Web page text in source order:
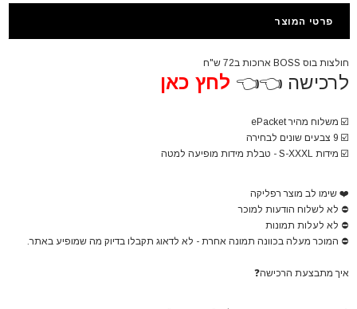
פרטי המוצר
חולצות בוס BOSS ארוכות ב72 ש"ח
לרכישה 👈👈 לחץ כאן
☑️ משלוח מהיר ePacket
☑️
☑️ מידות S-XXXL - טבלת מידות מופיעה למטה
❤️ שימו לב מוצר רפליקה
⛔ לא לשלוח הודעות למוכר
⛔ לא לעלות תמונות
⛔ המוכר מעלה בכוונה תמונה אחרת - לא לדאוג תקבלו בדיוק מה שמופיע באתר.
איך מתבצעת הרכישה❓